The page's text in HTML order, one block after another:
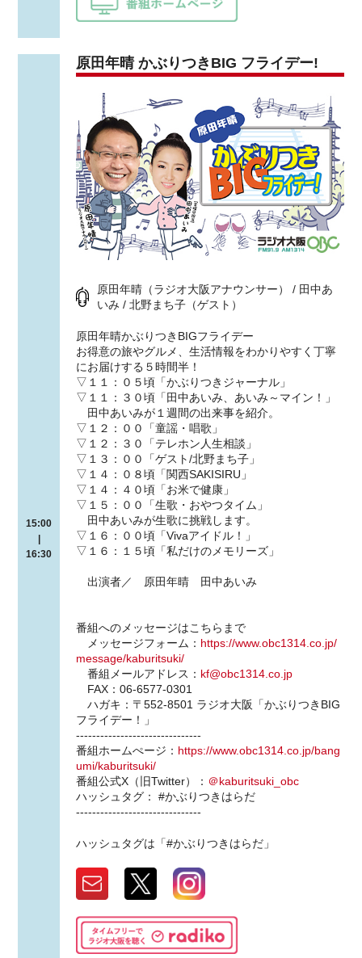
15:00
16:30
原田年晴 かぶりつきBIG フライデー!
原田年晴（ラジオ大阪アナウンサー） / 田中あ
いみ / 北野まち子（ゲスト）
原田年晴かぶりつきBIGフライデー
お得意の旅やグルメ、生活情報をわかりやすく丁寧
にお届けする５時間半！
▽１１：０５頃「かぶりつきジャーナル」
▽１１：３０頃「田中あいみ、あいみ～マイン！」
田中あいみが１週間の出来事を紹介。
▽１２：００「童謡・唱歌」
▽１２：３０「テレホン人生相談」
▽１３：００「ゲスト/北野まち子」
▽１４：０８頃「関西SAKISIRU」
▽１４：４０頃「お米で健康」
▽１５：００「生歌・おやつタイム」
田中あいみが生歌に挑戦します。
▽１６：００頃「Vivaアイドル！」
▽１６：１５頃「私だけのメモリーズ」
出演者／ 原田年晴 田中あいみ
番組へのメッセージはこちらまで
メッセージフォーム： https://www.obc1314.co.jp/
message/kaburitsuki/
番組メールアドレス： kf@obc1314.co.jp
FAX：06-6577-0301
ハガキ：〒552-8501 ラジオ大阪「かぶりつきBIG
フライデー！」
-------------------------------
番組ホームぺージ： https://www.obc1314.co.jp/bang
umi/kaburitsuki/
番組公式X（旧Twitter）： ＠kaburitsuki_obc
ハッシュタグ： #かぶりつきはらだ
-------------------------------
ハッシュタグは「#かぶりつきはらだ」